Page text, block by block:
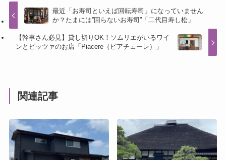
最近「お寿司といえば回転寿司」になっていません
か？たまには”回らないお寿司”「二代目寿し松」
【幹事さん必見】貸し切りOK！ソムリエがいるワイ
ンとピッツァのお店「Piacere（ピアチェーレ）」
関連記事